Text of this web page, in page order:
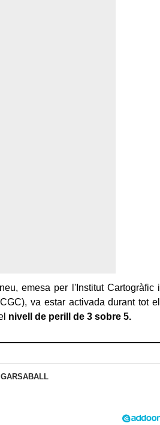
emesa per l'Institut Cartogràfic i
va estar activada durant tot el
nivell de perill de 3 sobre 5.